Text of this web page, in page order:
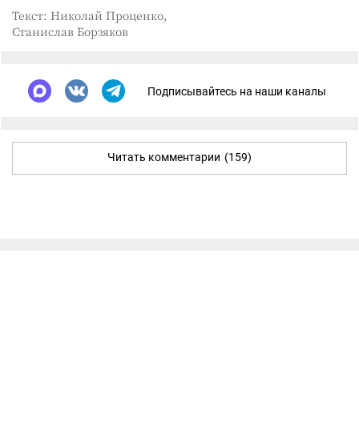
Текст: Николай Проценко,
Станислав Борзяков
Подписывайтесь на наши каналы
Читать комментарии (159)